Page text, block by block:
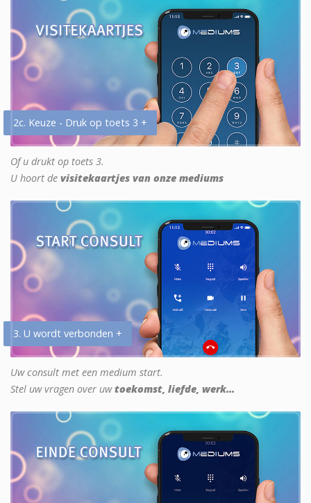
2c. Keuze - Druk op toets 3 +
Of u drukt op toets 3.
U hoort de visitekaartjes van onze mediums
3. U wordt verbonden +
Uw consult met een medium start.
Stel uw vragen over uwtoekomst, liefde, werk...